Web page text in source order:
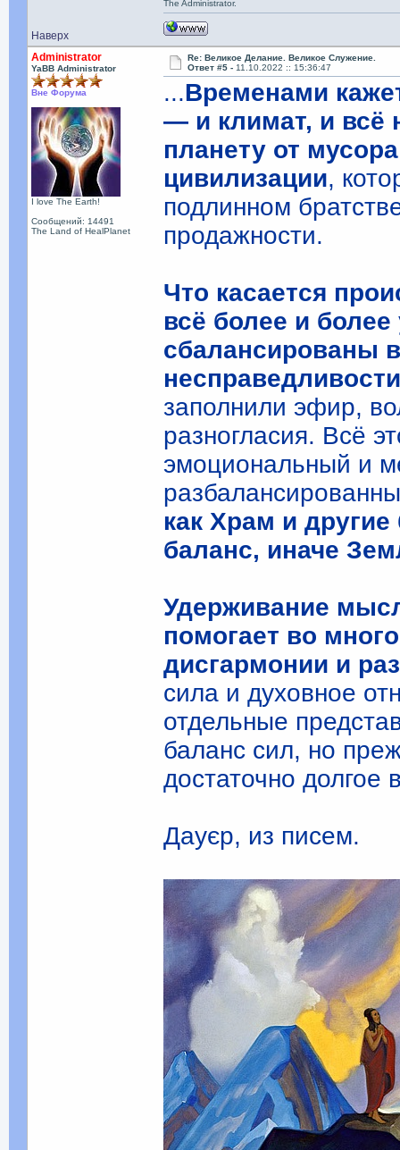
Наверх
The Administrator.
Administrator
YaBB Administrator
Вне Форума
I love The Earth!
Сообщений: 14491
The Land of HealPlanet
Re: Великое Делание. Великое Служение.
Ответ #5 - 11.10.2022 :: 15:36:47
...Временами
— и климат, и всё
планету от
цивилизации,
подлинном
продажности.
Что касается
всё более и
сбалансированы
заполнили эфир,
разногласия. Всё
эмоциональный и
как Храм и
баланс, иначе
Удерживание
помогает во
дисгармонии и
сила и духовное
отдельные
баланс сил, но
достаточно долгое
Дауєр, из писем.